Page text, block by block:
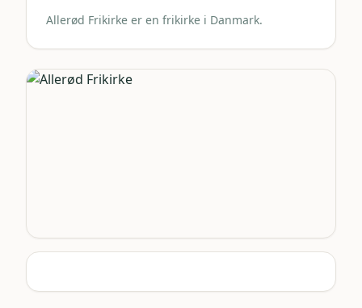
Allerød Frikirke er en frikirke i Danmark.